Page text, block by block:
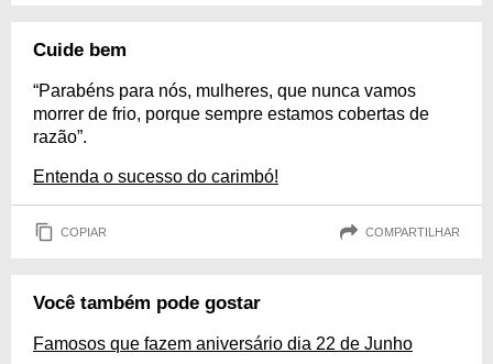
Cuide bem
“Parabéns para nós, mulheres, que nunca vamos
morrer de frio, porque sempre estamos cobertas de
razão”.
Entenda o sucesso do carimbó!
COPIAR COMPARTILHAR
Você também pode gostar
Famosos que fazem aniversário dia 22 de Junho